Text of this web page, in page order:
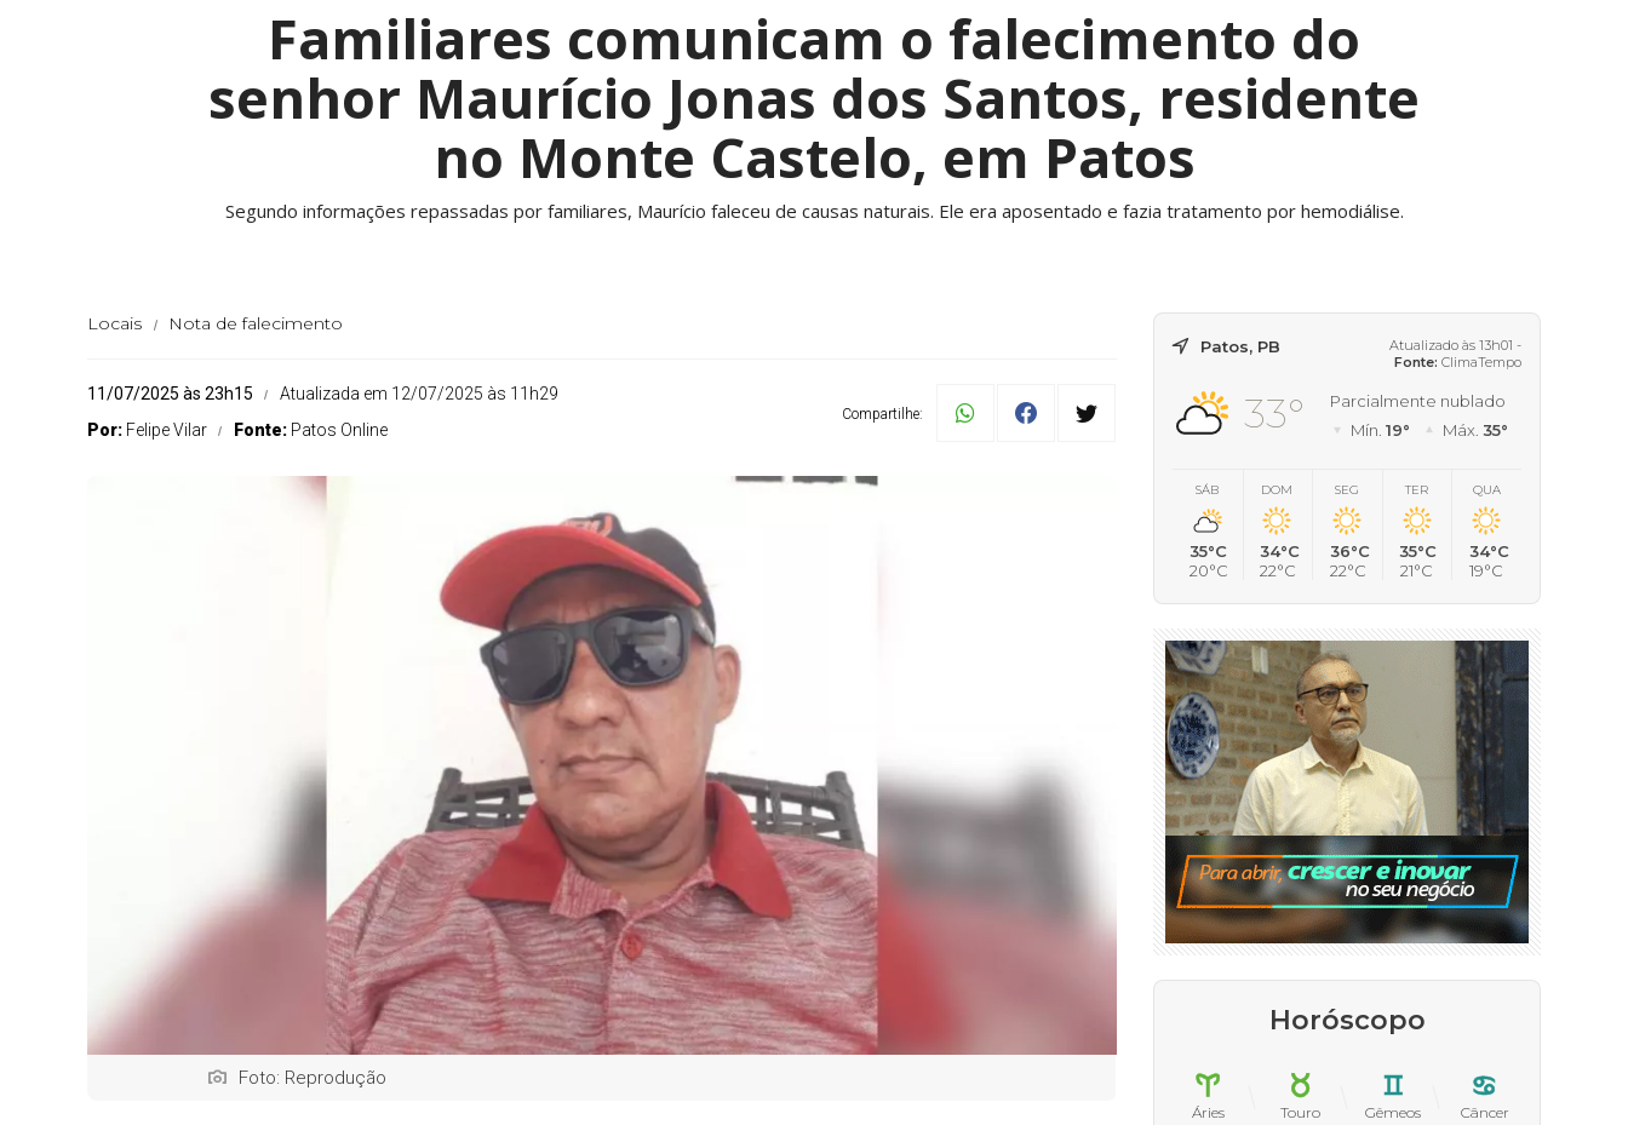
Familiares comunicam o falecimento do
senhor Maurício Jonas dos Santos, residente
no Monte Castelo, em Patos
Segundo informações repassadas por familiares, Maurício faleceu de causas naturais. Ele era aposentado e fazia tratamento por hemodiálise.
Locais Nota de falecimento
11/07/2025 às 23h15
Atualizada em 12/07/2025 às 11h29
Por: Felipe Vilar Fonte: Patos Online
Compartilhe:
Foto: Reprodução
Patos, PB
Atualizado às 13h01 -
Fonte: ClimaTempo
33°
Parcialmente nublado
Mín. 19° Máx. 35°
SÁB
35°C
20°C
DOM
34°C
22°C
SEG
36°C
22°C
TER
35°C
21°C
QUA
34°C
19°C
Horóscopo
Áries Touro Gêmeos Câncer